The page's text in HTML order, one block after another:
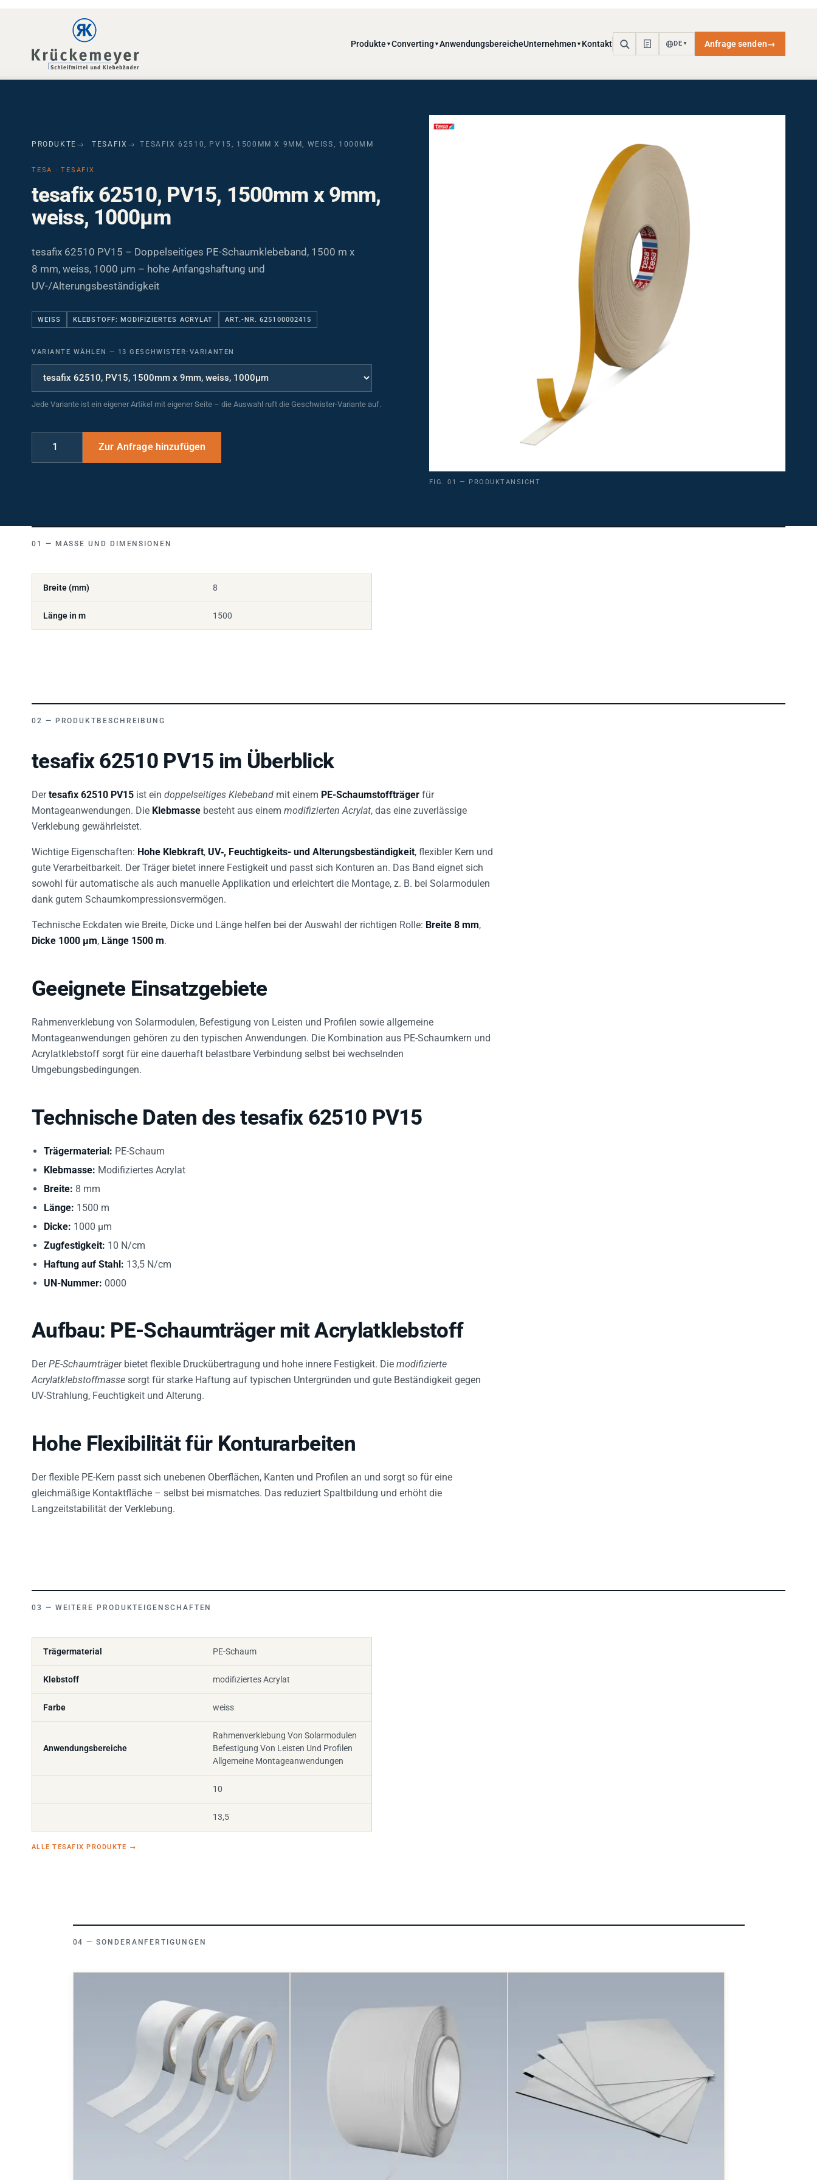
Kontakt DE
PRODUKTE TESAFIX TESAFIX 62510, PV15, 1500MM X 9MM, WEISS, 1000ΜM
tesafix 62510, PV15, 1500mm x 9mm,
weiss, 1000µm
tesafix 62510 PV15 – Doppelseitiges PE-Schaumklebeband, 1500 m x
8 mm, weiss, 1000 µm – hohe Anfangshaftung und
UV-/Alterungsbeständigkeit
VARIANTE WÄHLEN
Jede Variante ist ein eigener Artikel mit eigener Seite – die Auswahl ruft die Geschwister-Variante auf.
MASSE UND DIMENSIONEN
Breite (mm) 8
Länge in m 1500
PRODUKTBESCHREIBUNG
tesafix 62510 PV15 im Überblick
Dertesafix 62510 PV15 ist ein doppelseitiges Klebeband mit einem PE-Schaumstoffträger für
Montageanwendungen. Die Klebmasse besteht aus einem modifizierten Acrylat , das eine zuverlässige
Verklebung gewährleistet.
Wichtige Eigenschaften: Hohe Klebkraft UV‑, Feuchtigkeits- und Alterungsbeständigkeit , flexibler Kern und
gute Verarbeitbarkeit. Der Träger bietet innere Festigkeit und passt sich Konturen an. Das Band eignet sich
sowohl für automatische als auch manuelle Applikation und erleichtert die Montage, z. B. bei Solarmodulen
dank gutem Schaumkompressionsvermögen.
Technische Eckdaten wie Breite, Dicke und Länge helfen bei der Auswahl der richtigen Rolle: Breite 8 mm
Dicke 1000 µm Länge 1500 m
Geeignete Einsatzgebiete
Rahmenverklebung von Solarmodulen, Befestigung von Leisten und Profilen sowie allgemeine
Montageanwendungen gehören zu den typischen Anwendungen. Die Kombination aus PE-Schaumkern und
Acrylatklebstoff sorgt für eine dauerhaft belastbare Verbindung selbst bei wechselnden
Umgebungsbedingungen.
Technische Daten des tesafix 62510 PV15
Trägermaterial: PE-Schaum
Klebmasse: Modifiziertes Acrylat
Breite: 8 mm
Länge: 1500 m
Dicke: 1000 µm
Zugfestigkeit: 10 N/cm
Haftung auf Stahl: 13,5 N/cm
UN-Nummer: 0000
Aufbau: PE-Schaumträger mit Acrylatklebstoff
Der PE-Schaumträgerbietet flexible Druckübertragung und hohe innere Festigkeit. Die modifizierte
Acrylatklebstoffmasse sorgt für starke Haftung auf typischen Untergründen und gute Beständigkeit gegen
UV-Strahlung, Feuchtigkeit und Alterung.
Hohe Flexibilität für Konturarbeiten
Der flexible PE-Kern passt sich unebenen Oberflächen, Kanten und Profilen an und sorgt so für eine
gleichmäßige Kontaktfläche – selbst bei mismatches. Das reduziert Spaltbildung und erhöht die
Langzeitstabilität der Verklebung.
WEITERE PRODUKTEIGENSCHAFTEN
Trägermaterial PE-Schaum
Klebstoff modifiziertes Acrylat
Farbe weiss
Anwendungsbereiche
Rahmenverklebung Von Solarmodulen
Befestigung Von Leisten Und Profilen
Allgemeine Montageanwendungen
10
13,5
SONDERANFERTIGUNGEN